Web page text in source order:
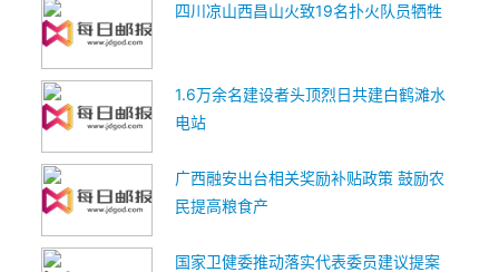
四川凉山西昌山火致19名扑火队员牺牲
1.6万余名建设者头顶烈日共建白鹤滩水
电站
广西融安出台相关奖励补贴政策 鼓励农
民提高粮食产
国家卫健委推动落实代表委员建议提案